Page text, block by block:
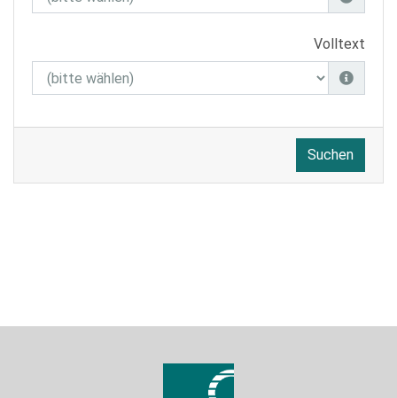
Volltext
Suchen